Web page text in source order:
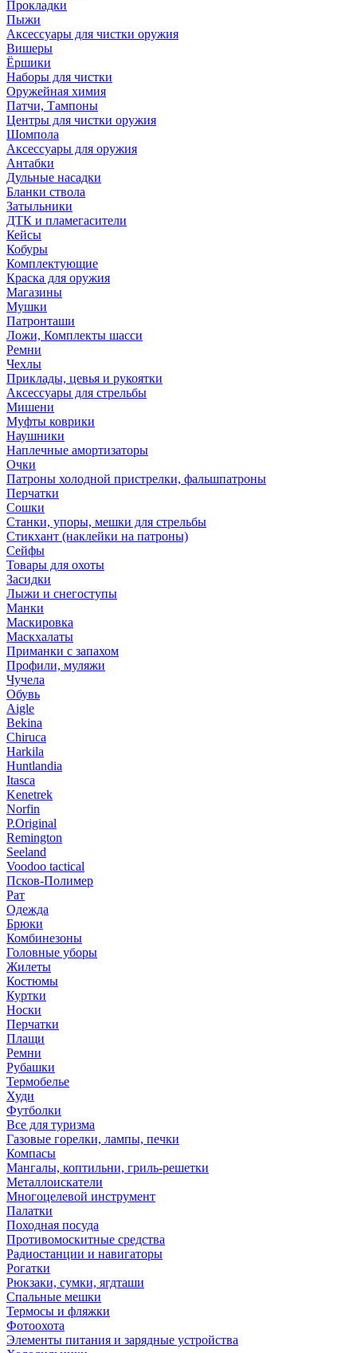
Прокладки
Пыжи
Аксессуары для чистки оружия
Вишеры
Ёршики
Наборы для чистки
Оружейная химия
Патчи, Тампоны
Центры для чистки оружия
Шомпола
Аксессуары для оружия
Антабки
Дульные насадки
Бланки ствола
Затыльники
ДТК и пламегасители
Кейсы
Кобуры
Комплектующие
Краска для оружия
Магазины
Мушки
Патронташи
Ложи, Комплекты шасси
Ремни
Чехлы
Приклады, цевья и рукоятки
Аксессуары для стрельбы
Мишени
Муфты коврики
Наушники
Наплечные амортизаторы
Очки
Патроны холодной пристрелки, фальшпатроны
Перчатки
Сошки
Станки, упоры, мешки для стрельбы
Стикхант (наклейки на патроны)
Сейфы
Товары для охоты
Засидки
Лыжи и снегоступы
Манки
Маскировка
Маскхалаты
Приманки с запахом
Профили, муляжи
Чучела
Обувь
Aigle
Bekina
Chiruсa
Harkila
Huntlandia
Itasca
Kenetrek
Norfin
P.Original
Remington
Seeland
Voodoo tactical
Псков-Полимер
Рат
Одежда
Брюки
Комбинезоны
Головные уборы
Жилеты
Костюмы
Куртки
Носки
Перчатки
Плащи
Ремни
Рубашки
Термобелье
Худи
Футболки
Все для туризма
Газовые горелки, лампы, печки
Компасы
Мангалы, коптильни, гриль-решетки
Металлоискатели
Многоцелевой инструмент
Палатки
Походная посуда
Противомоскитные средства
Радиостанции и навигаторы
Рогатки
Рюкзаки, сумки, ягдташи
Спальные мешки
Термосы и фляжки
Фотоохота
Элементы питания и зарядные устройства